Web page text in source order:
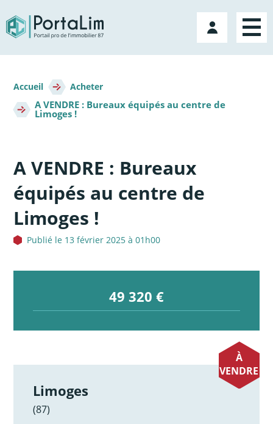
directement
au
contenu
Mon
compte
d'Ariane
Accueil Acheter
A VENDRE : Bureaux équipés au centre de
Limoges !
A VENDRE : Bureaux
équipés au centre de
Limoges !
Publié le 13 février 2025 à 01h00
49 320 €
À
VENDRE
Limoges
(87)